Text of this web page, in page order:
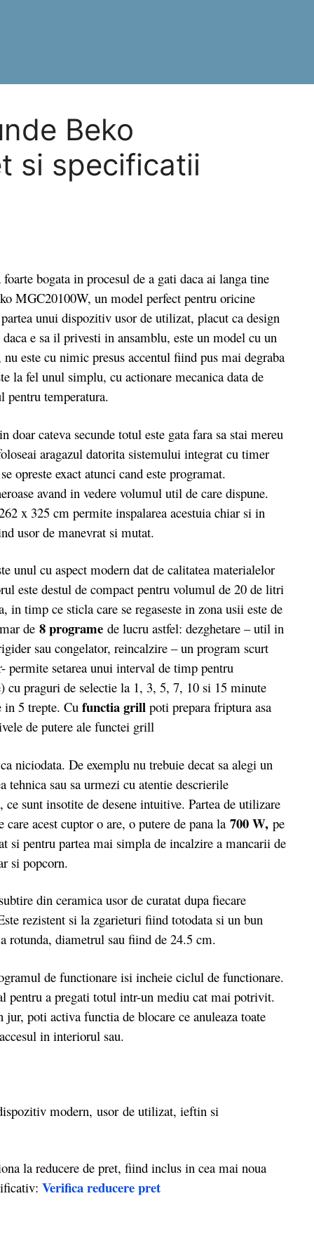
Beko
si specificatii
bogata in procesul de a gati daca ai langa tine
MGC20100W, un model perfect pentru oricine
unui dispozitiv usor de utilizat, placut ca design
e sa il privesti in ansamblu, este un model cu un
este cu nimic presus accentul fiind pus mai degraba
la fel unul simplu, cu actionare mecanica data de
pentru temperatura.
cateva secunde totul este gata fara sa stai mereu
aragazul datorita sistemului integrat cu timer
opreste exact atunci cand este programat.
avand in vedere volumul util de care dispune.
x 325 cm permite inspalarea acestuia chiar si in
usor de manevrat si mutat.
cu aspect modern dat de calitatea materialelor
este destul de compact pentru volumul de 20 de litri
timp ce sticla care se regaseste in zona usii este de
de 8 programe de lucru astfel: dezghetare – util in
sau congelator, reincalzire – un program scurt
setarea unui interval de timp pentru
praguri de selectie la 1, 3, 5, 7, 10 si 15 minute
in 5 trepte. Cu functia grill poti prepara friptura asa
de putere ale functei grill
De exemplu nu trebuie decat sa alegi un
sau sa urmezi cu atentie descrierile
sunt insotite de desene intuitive. Partea de utilizare
acest cuptor o are, o putere de pana la 700 W, pe
si pentru partea mai simpla de incalzire a mancarii de
si popcorn.
din ceramica usor de curatat dupa fiecare
rezistent si la zgarieturi fiind totodata si un bun
rotunda, diametrul sau fiind de 24.5 cm.
de functionare isi incheie ciclul de functionare.
pentru a pregati totul intr-un mediu cat mai potrivit.
poti activa functia de blocare ce anuleaza toate
in interiorul sau.
modern, usor de utilizat, ieftin si
la reducere de pret, fiind inclus in cea mai noua
Verifica reducere pret